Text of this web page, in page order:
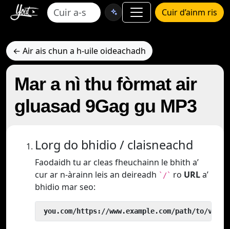
Cuir d’ainm ris
← Air ais chun a h-uile oideachadh
Mar a nì thu fòrmat air
gluasad 9Gag gu MP3
Lorg do bhidio / claisneachd
Faodaidh tu ar cleas fheuchainn le bhith a’
cur ar n-àrainn leis an deireadh `/` ro URLa’
bhidio mar seo:
you.com/https://www.example.com/path/to/video